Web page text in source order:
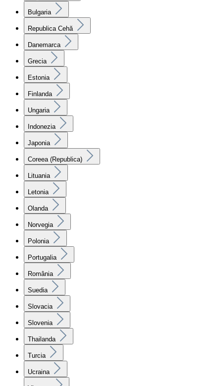
Bulgaria
Republica Cehă
Danemarca
Grecia
Estonia
Finlanda
Ungaria
Indonezia
Japonia
Coreea (Republica)
Lituania
Letonia
Olanda
Norvegia
Polonia
Portugalia
România
Suedia
Slovacia
Slovenia
Thailanda
Turcia
Ucraina